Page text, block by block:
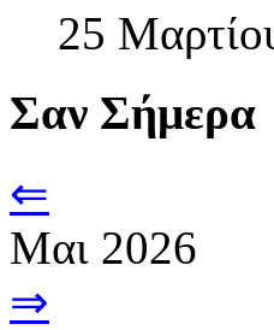
25
Σαν Σήμερα
⇐
Μαι 2026
⇒